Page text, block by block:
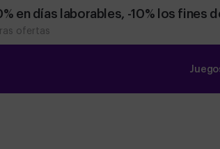
en días laborables, -10% los fines
ofertas